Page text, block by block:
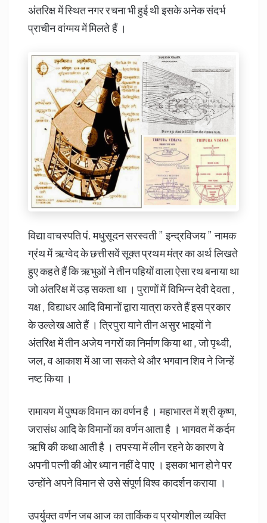
अंतरिक्ष में स्थित नगर रचना भी हुई थी इसके अनेक संदर्भ
प्राचीन वांग्मय में मिलते हैं ।
विद्या वाचस्पति पं. मधुसूदन सरस्वती ” इन्द्रविजय ” नामक
ग्रंथ में ऋग्वेद के छत्तीसवें सूक्त प्रथम मंत्र का अर्थ लिखते
हुए कहते हैं कि ऋभुओं ने तीन पहियों वाला ऐसा रथ बनाया था
जो अंतरिक्ष में उड़ सकता था । पुराणों में विभिन्न देवी देवता ,
यक्ष , विद्याधर आदि विमानों द्वारा यात्रा करते हैं इस प्रकार
के उल्लेख आते हैं । त्रिपुरा याने तीन असुर भाइयों ने
अंतरिक्ष में तीन अजेय नगरों का निर्माण किया था , जो पृथ्वी,
जल, व आकाश में आ जा सकते थे और भगवान शिव ने जिन्हें
नष्ट किया ।
रामायण में पुष्पक विमान का वर्णन है । महाभारत में श्री कृष्ण,
जरासंध आदि के विमानों का वर्णन आता है । भागवत में कर्दम
ऋषि की कथा आती है । तपस्या में लीन रहने के कारण वे
अपनी पत्नी की ओर ध्यान नहीं दे पाए । इसका भान होने पर
उन्होंने अपने विमान से उसे संपूर्ण विश्व कादर्शन कराया ।
उपर्युक्त वर्णन जब आज का तार्किक व प्रयोगशील व्यक्ति